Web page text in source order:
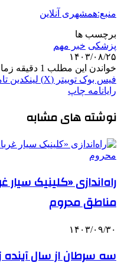
منبع:همشهری آنلاین
برچسب ها
پزشکی خبر مهم
۱۴۰۳/۰۸/۲۵
خواندن این مطلب 1 دقیقه زمان میبرد
فیس بوک توییتر (X) لینکدین
رایانامه چاپ
نوشته های مشابه
راه‌اندازی «کلینیک
مناطق محروم
۱۴۰۳/۰۹/۳۰
سه سرطان از سال آینده